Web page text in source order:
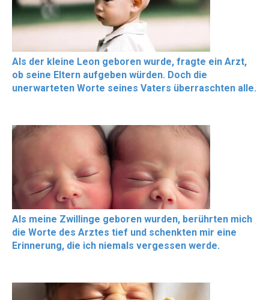
Als der kleine Leon geboren wurde, fragte ein Arzt,
ob seine Eltern aufgeben würden. Doch die
unerwarteten Worte seines Vaters überraschten alle.
Als meine Zwillinge geboren wurden, berührten mich
die Worte des Arztes tief und schenkten mir eine
Erinnerung, die ich niemals vergessen werde.